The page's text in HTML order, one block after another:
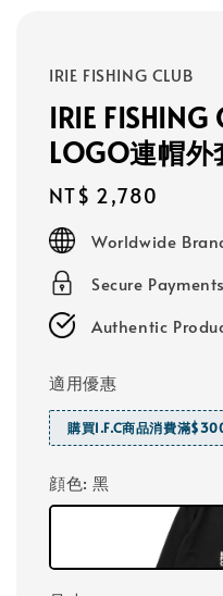
IRIE FISHING CLUB
IRIE FISHING
LOGO連帽外
Regular
price
NT$ 2,780
Worldwide
Secure Payments
Authentic
適用優惠
購買I.F.C商品消費滿
顔色: 黑